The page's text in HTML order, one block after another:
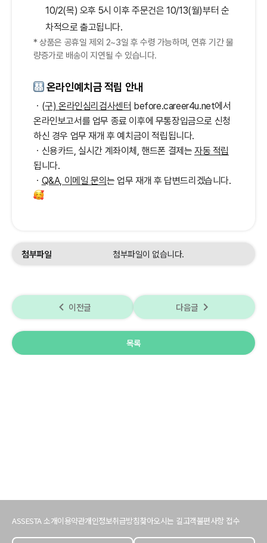
10/2(목) 오후 5시 이후 주문건은 10/13(월)부터 순
차적으로 출고됩니다.
* 상품은 공휴일 제외 2~3일 후 수령 가능하며, 연휴 기간 물
량증가로 배송이 지연될 수 있습니다.
온라인예치금 적립 안내
ㆍ (구) 온라인심리검사센터 before.career4u.net에서
온라인보고서를 업무 종료 이후에 무통장입금으로 신청
하신 경우 업무 재개 후 예치금이 적립됩니다.
ㆍ신용카드, 실시간 계좌이체, 핸드폰 결제는 자동 적립
됩니다.
ㆍ Q&A, 이메일 문의는 업무 재개 후 답변드리겠습니다.
첨부파일 첨부파일이 없습니다.
navigate_before 이전글 다음글 navigate_next
목록
서
ASSESTA 소개이용약관개인정보취급방침찾아오시는 길고객불편사항 접수